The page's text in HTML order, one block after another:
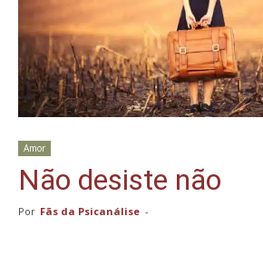
Amor
Não desiste não
Por Fãs da Psicanálise -